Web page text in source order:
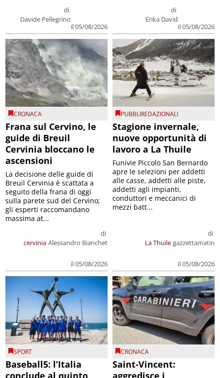
di
Davide Pellegrino
il 05/08/2026
di
Erika David
il 05/08/2026
CRONACA
Frana sul Cervino, le
guide di Breuil
Cervinia bloccano le
ascensioni
cervinia
di
Alessandro Bianchet
il 05/08/2026
La decisione delle guide di
Breuil Cervinia è scattata a
seguito della frana di oggi
sulla parete sud del Cervino;
gli esperti raccomandano
massima at...
PUBBLIREDAZIONALI
Stagione invernale,
nuove opportunità di
lavoro a La Thuile
La Thuile
di
gazzettamatin
il 05/08/2026
Funivie Piccolo San Bernardo
apre le selezioni per addetti
alle casse, addetti alle piste,
addetti agli impianti,
conduttori e meccanici di
mezzi batt...
SPORT
Baseball5: l’Italia
conclude al quinto
CRONACA
Saint-Vincent:
aggredisce i